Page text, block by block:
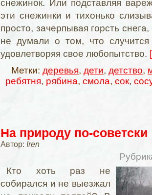
снежинок. Или подставляя
эти снежинки и тихонько
просто, зачерпывая горсть
не думали о том, что
удовлетворяя свое любопытство.
Метки: деревья, дети, детство,
ребятня, рябина, смола, сок,
На природу по-советски
Автор: Iren
Кто хоть раз не
собирался и не выезжал